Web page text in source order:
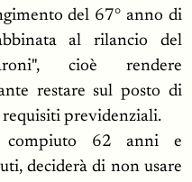
del 67° anno di
al rilancio del
cioè rendere
restare sul posto di
requisiti previdenziali.
compiuto 62 anni e
deciderà di non usare